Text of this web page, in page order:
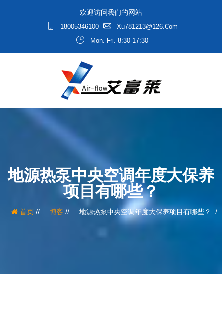
欢迎访问我们的网站
18005346100
Xu781213@126.com
Mon.-Fri. 8:30-17:30
地源热泵中央空调年度大保养
项目有哪些？
首页/ 博客 / 地源热泵中央空调年度大保养项目有哪些？